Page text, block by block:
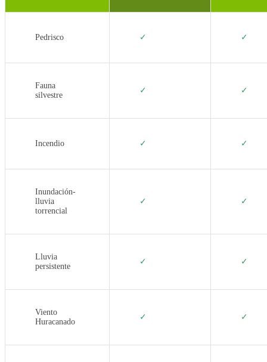
Pedrisco ✓ ✓
Fauna
silvestre
✓ ✓
Incendio ✓ ✓
Inundación-
lluvia
torrencial
✓ ✓
Lluvia
persistente
✓ ✓
Viento
Huracanado
✓ ✓